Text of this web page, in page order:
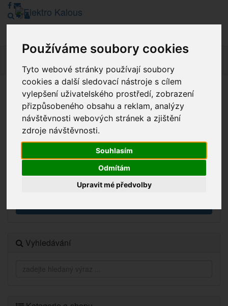
Používáme soubory cookies
Tyto webové stránky používají soubory
cookies a další sledovací nástroje s cílem
vylepšení uživatelského prostředí, zobrazení
přizpůsobeného obsahu a reklam, analýzy
návštěvnosti webových stránek a zjištění
zdroje návštěvnosti.
Souhlasím
Odmítám
Upravit mé předvolby
Vážení zákazníci, v tuto chvíli je Náš internetový obchod v
režimu Katalogu. Objednávky on-line nyní nelze vyřídit.
Děkujeme za pochopení.
Výprodej
Vyhledávání